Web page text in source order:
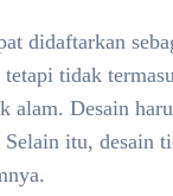
didaftarkan
tidak
alam. Desain
itu, desain